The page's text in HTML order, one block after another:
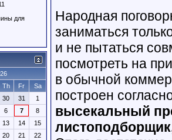
Народная
заниматься
и не пытаться
посмотреть на
в обычной
построен
высекальный
для
Th Fr
Sa
30 31
1
6 7
8
13 14
15
20 21
22